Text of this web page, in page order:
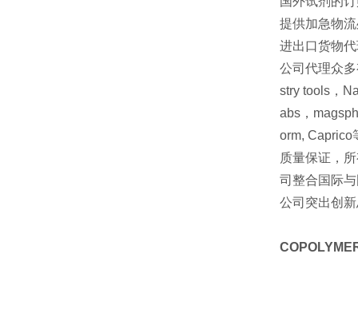
提供加急物
进出口货物
公司代理众
stry tools，
abs，
orm, Caprico
质量保证，
司整合国际
公司突出创